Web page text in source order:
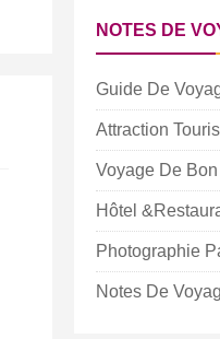
NOTES DE
Guide De
Attraction
Voyage De
Hôtel
Photographie
Notes De